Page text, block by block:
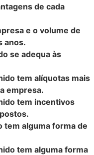
de cada
e o volume de
anos.
se adequa às
tem alíquotas mais
empresa.
tem incentivos
tem alguma forma de
tem alguma forma